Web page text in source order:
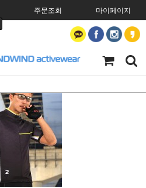
주문조회 마이페이지